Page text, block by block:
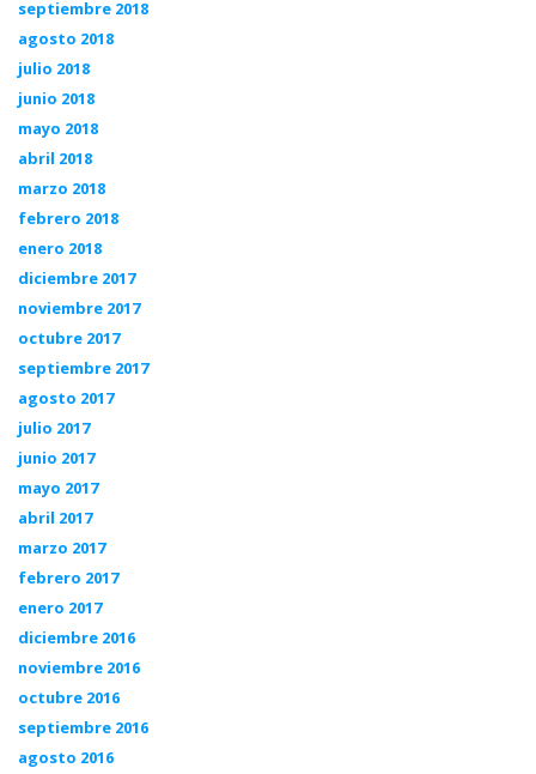
septiembre 2018
agosto 2018
julio 2018
junio 2018
mayo 2018
abril 2018
marzo 2018
febrero 2018
enero 2018
diciembre 2017
noviembre 2017
octubre 2017
septiembre 2017
agosto 2017
julio 2017
junio 2017
mayo 2017
abril 2017
marzo 2017
febrero 2017
enero 2017
diciembre 2016
noviembre 2016
octubre 2016
septiembre 2016
agosto 2016